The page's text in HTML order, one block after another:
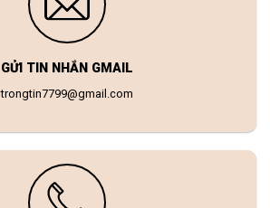
GỬI TIN NHẮN GMAIL
trongtin7799@gmail.com